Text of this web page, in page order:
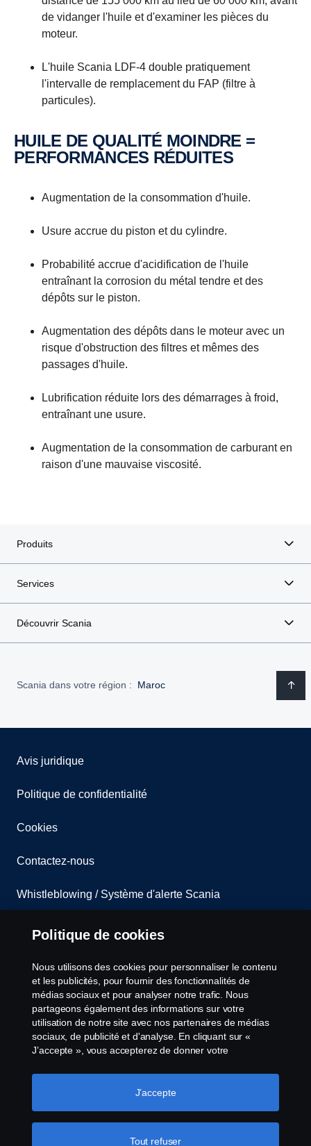
de vidanger l'huile et d'examiner les pièces du
moteur.
L'huile Scania LDF-4 double pratiquement
l'intervalle de remplacement du FAP (filtre à
particules).
HUILE DE QUALITÉ MOINDRE =
PERFORMANCES RÉDUITES
Augmentation de la consommation d'huile.
Usure accrue du piston et du cylindre.
Probabilité accrue d'acidification de l'huile
entraînant la corrosion du métal tendre et des
dépôts sur le piston.
Augmentation des dépôts dans le moteur avec un
risque d'obstruction des filtres et mêmes des
passages d'huile.
Lubrification réduite lors des démarrages à froid,
entraînant une usure.
Augmentation de la consommation de carburant en
raison d'une mauvaise viscosité.
Produits
Services
Découvrir Scania
Scania dans votre région : Maroc
Avis juridique
Politique de confidentialité
Cookies
Contactez-nous
Whistleblowing / Système d'alerte Scania
Codes de Conduite Scania
Code de Conduite Fournisseurs
Non-réexportation vers la Russie et/ou le Belarus
Paramètres des cookies
© Copyright Scania 2024 All rights reserved. Scania
Politique de cookies
Nous utilisons des cookies pour personnaliser le contenu
et les publicités, pour fournir des fonctionnalités de
médias sociaux et pour analyser notre trafic. Nous
partageons également des informations sur votre
utilisation de notre site avec nos partenaires de médias
sociaux, de publicité et d'analyse. En cliquant sur «
J’accepte », vous accepterez de donner votre
informations partagées. Vous pouvez également gérer
vos cookies en cliquant sur « Paramètres des cookies »
Tout refuser
J’accepte